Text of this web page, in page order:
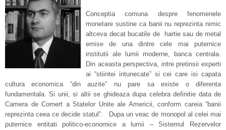
Conceptia comuna despre fenomenele
monetare sustine ca banii nu reprezinta nimic
altceva decat bucatile de hartie sau de metal
emise de una dintre cele mai puternice
institutii ale lumii moderne, banca centrala.
Din aceasta perspectiva, intre pretinsii experti
ai “stiintei intunecate” si cei care isi capata
cultura economica “din auzite” nu pare sa existe o diferenta
fundamentala. Si unii, si altii se ghideaza dupa celebra definitie data de
Camera de Comert a Statelor Unite ale Americii, conform careia “banii
reprezinta ceea ce decide statul”. Dupa un veac de monopol al celei mai
puternice entitati politico-economice a lumii – Sistemul Rezervelor